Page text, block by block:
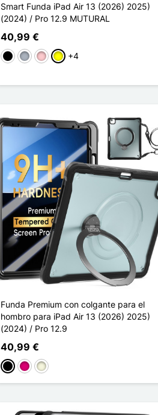
Smart Funda iPad Air 13 (2026) 2025)
(2024) / Pro 12.9 MUTURAL
40,99 €
NegroGris RosaAmarillo
+4
Funda Premium con colgante para el
hombro para iPad Air 13 (2026) 2025)
(2024) / Pro 12.9
40,99 €
NegroMagenta
Beige